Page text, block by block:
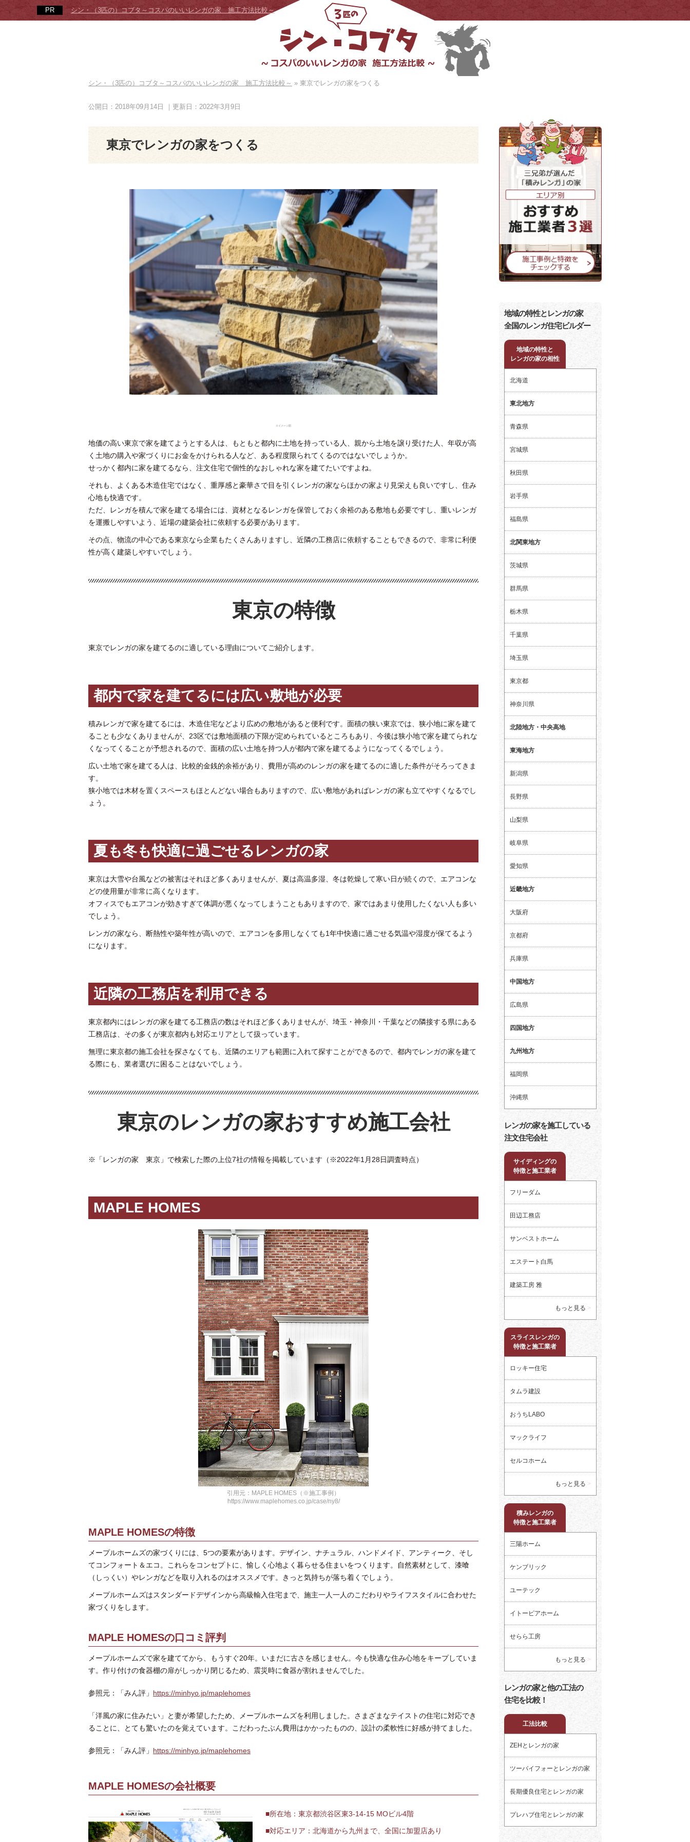
シン・（3匹の）コブタ～コスパのいいレンガの家 施工方法比較～
シン・（3匹の）コブタ～コスパのいいレンガの家 施工方法比較～ » 東京でレンガの家をつくる
公開日：2018年09月14日 ｜更新日：2022年3月9日
東京でレンガの家をつくる
※イメージ図
地価の高い東京で家を建てようとする人は、もともと都内に土地を持っている人、親から土地を譲り受けた人、年収が高
く土地の購入や家づくりにお金をかけられる人など、ある程度限られてくるのではないでしょうか。
せっかく都内に家を建てるなら、注文住宅で個性的なおしゃれな家を建てたいですよね。
それも、よくある木造住宅ではなく、重厚感と豪華さで目を引くレンガの家ならほかの家より見栄えも良いですし、住み
心地も快適です。
ただ、レンガを積んで家を建てる場合には、資材となるレンガを保管しておく余裕のある敷地も必要ですし、重いレンガ
を運搬しやすいよう、近場の建築会社に依頼する必要があります。
その点、物流の中心である東京なら企業もたくさんありますし、近隣の工務店に依頼することもできるので、非常に利便
性が高く建築しやすいでしょう。
東京の特徴
東京でレンガの家を建てるのに適している理由についてご紹介します。
都内で家を建てるには広い敷地が必要
積みレンガで家を建てるには、木造住宅などより広めの敷地があると便利です。面積の狭い東京では、狭小地に家を建て
ることも少なくありませんが、23区では敷地面積の下限が定められているところもあり、今後は狭小地で家を建てられな
くなってくることが予想されるので、面積の広い土地を持つ人が都内で家を建てるようになってくるでしょう。
広い土地で家を建てる人は、比較的金銭的余裕があり、費用が高めのレンガの家を建てるのに適した条件がそろってきま
す。
狭小地では木材を置くスペースもほとんどない場合もありますので、広い敷地があればレンガの家も立てやすくなるでし
ょう。
夏も冬も快適に過ごせるレンガの家
東京は大雪や台風などの被害はそれほど多くありませんが、夏は高温多湿、冬は乾燥して寒い日が続くので、エアコンな
どの使用量が非常に高くなります。
オフィスでもエアコンが効きすぎて体調が悪くなってしまうこともありますので、家ではあまり使用したくない人も多い
でしょう。
レンガの家なら、断熱性や築年性が高いので、エアコンを多用しなくても1年中快適に過ごせる気温や湿度が保てるよう
になります。
近隣の工務店を利用できる
東京都内にはレンガの家を建てる工務店の数はそれほど多くありませんが、埼玉・神奈川・千葉などの隣接する県にある
工務店は、その多くが東京都内も対応エリアとして扱っています。
無理に東京都の施工会社を探さなくても、近隣のエリアも範囲に入れて探すことができるので、都内でレンガの家を建て
る際にも、業者選びに困ることはないでしょう。
東京のレンガの家おすすめ施工会社
※「レンガの家 東京」で検索した際の上位7社の情報を掲載しています（※2022年1月28日調査時点）
MAPLE HOMES
引用元：MAPLE HOMES（※施工事例）
https://www.maplehomes.co.jp/case/ny8/
MAPLE HOMESの特徴
メープルホームズの家づくりには、5つの要素があります。デザイン、ナチュラル、ハンドメイド、アンティーク、そし
てコンフォート＆エコ。これらをコンセプトに、愉しく心地よく暮らせる住まいをつくります。自然素材として、漆喰
（しっくい）やレンガなどを取り入れるのはオススメです。きっと気持ちが落ち着くでしょう。
メープルホームズはスタンダードデザインから高級輸入住宅まで、施主一人一人のこだわりやライフスタイルに合わせた
家づくりをします。
MAPLE HOMESの口コミ評判
メープルホームズで家を建ててから、もうすぐ20年。いまだに古さを感じません。今も快適な住み心地をキープしていま
す。作り付けの食器棚の扉がしっかり閉じるため、震災時に食器が割れませんでした。
参照元：「みん評」 https://minhyo.jp/maplehomes
「洋風の家に住みたい」と妻が希望したため、メープルホームズを利用しました。さまざまなテイストの住宅に対応でき
ることに、とても驚いたのを覚えています。こだわったぶん費用はかかったものの、設計の柔軟性に好感が持てました。
参照元：「みん評」 https://minhyo.jp/maplehomes
MAPLE HOMESの会社概要
所在地：東京都渋谷区東3-14-15 MOビル4階
対応エリア：北海道から九州まで、全国に加盟店あり
地域の特性とレンガの家
全国のレンガ住宅ビルダー
地域の特性と
レンガの家の相性
北海道
東北地方
青森県
宮城県
秋田県
岩手県
福島県
北関東地方
茨城県
群馬県
栃木県
千葉県
埼玉県
東京都
神奈川県
北陸地方・中央高地
東海地方
新潟県
長野県
山梨県
岐阜県
愛知県
近畿地方
大阪府
京都府
兵庫県
中国地方
広島県
四国地方
九州地方
福岡県
沖縄県
レンガの家を施工している
注文住宅会社
サイディングの
特徴と施工業者
フリーダム
田辺工務店
サンベストホーム
エステート白馬
建築工房 雅
もっと見る
スライスレンガの
特徴と施工業者
ロッキー住宅
タムラ建設
おうちLABO
マックライフ
セルコホーム
もっと見る
積みレンガの
特徴と施工業者
三陽ホーム
ケンブリック
ユーテック
イトーピアホーム
せらら工房
もっと見る
レンガの家と他の工法の
住宅を比較！
工法比較
ZEHとレンガの家
ツーバイフォーとレンガの家
長期優良住宅とレンガの家
プレハブ住宅とレンガの家